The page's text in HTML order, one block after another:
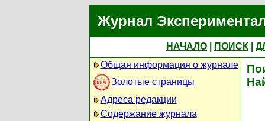
Журнал
НАЧАЛО ПОИСК
Общая информация о журнале
Золотые страницы
Адреса редакции
Содержание журнала